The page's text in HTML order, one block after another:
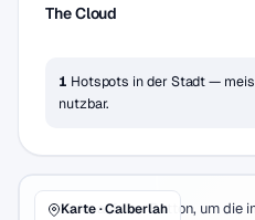
The Cloud
1 Hotspots in der Stadt —
nutzbar.
Klicke auf den Button, um die
Karte · Calberlah